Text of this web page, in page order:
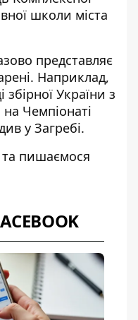
школи міста
представляє
Наприклад,
збірної України з
Чемпіонаті
у Загребі.
пишаємося